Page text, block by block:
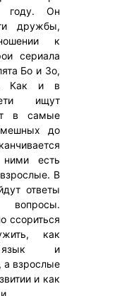
году. Он
дружбы,
к
сериала
Бо и Зо,
Как и в
ищут
в самые
до
есть
В
ответы
ссориться
как
язык и
а взрослые
и как